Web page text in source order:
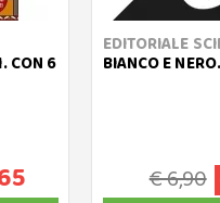
CON 6
EDITORIALE
BIANCO E
€ 6,90